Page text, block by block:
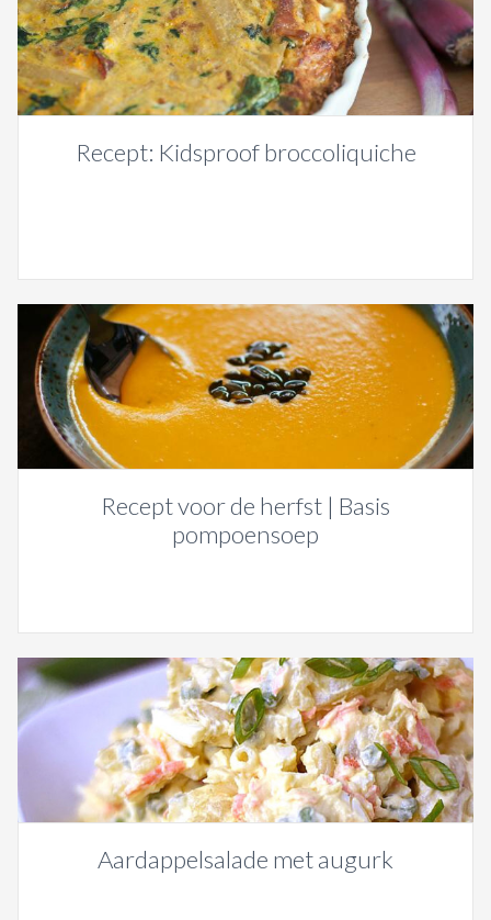
Recept: Kidsproof broccoliquiche
Recept voor de herfst | Basis
pompoensoep
Aardappelsalade met augurk